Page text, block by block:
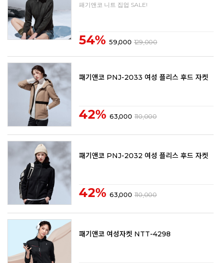
패기앤코 니트 집업 SALE!
54% 59,000 129,000
패기앤코 PNJ-2033 여성 플리스 후드 자켓
42% 63,000 110,000
패기앤코 PNJ-2032 여성 플리스 후드 자켓
42% 63,000 110,000
패기앤코 여성자켓 NTT-4298